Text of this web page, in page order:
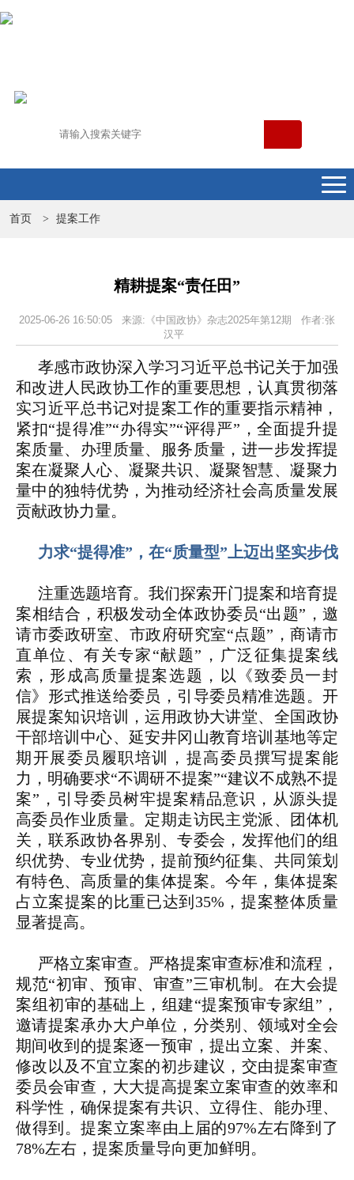
首页 > 提案工作
精耕提案“责任田”
2025-06-26 16:50:05 来源:《中国政协》杂志2025年第12期 作者:张
汉平
孝感市政协深入学习习近平总书记关于加强
和改进人民政协工作的重要思想，认真贯彻落
实习近平总书记对提案工作的重要指示精神，
紧扣“提得准”“办得实”“评得严”，全面提升提
案质量、办理质量、服务质量，进一步发挥提
案在凝聚人心、凝聚共识、凝聚智慧、凝聚力
量中的独特优势，为推动经济社会高质量发展
贡献政协力量。
力求“提得准”，在“质量型”上迈出坚实步伐
注重选题培育。 我们探索开门提案和培育提
案相结合，积极发动全体政协委员“出题”，邀
请市委政研室、市政府研究室“点题”，商请市
直单位、有关专家“献题”，广泛征集提案线
索，形成高质量提案选题，以《致委员一封
信》形式推送给委员，引导委员精准选题。开
展提案知识培训，运用政协大讲堂、全国政协
干部培训中心、延安井冈山教育培训基地等定
期开展委员履职培训，提高委员撰写提案能
力，明确要求“不调研不提案”“建议不成熟不提
案”，引导委员树牢提案精品意识，从源头提
高委员作业质量。定期走访民主党派、团体机
关，联系政协各界别、专委会，发挥他们的组
织优势、专业优势，提前预约征集、共同策划
有特色、高质量的集体提案。今年，集体提案
占立案提案的比重已达到35%，提案整体质量
显著提高。
严格立案审查。 严格提案审查标准和流程，
规范“初审、预审、审查”三审机制。在大会提
案组初审的基础上，组建“提案预审专家组”，
邀请提案承办大户单位，分类别、领域对全会
期间收到的提案逐一预审，提出立案、并案、
修改以及不宜立案的初步建议，交由提案审查
委员会审查，大大提高提案立案审查的效率和
科学性，确保提案有共识、立得住、能办理、
做得到。提案立案率由上届的97%左右降到了
78%左右，提案质量导向更加鲜明。